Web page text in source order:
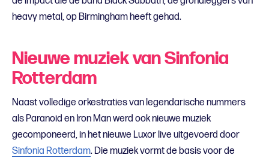
heavy metal, op Birmingham heeft gehad.
Nieuwe muziek van Sinfonia
Rotterdam
Naast volledige orkestraties van legendarische nummers
als Paranoid en Iron Man werd ook nieuwe muziek
gecomponeerd, in het nieuwe Luxor live uitgevoerd door
Sinfonia Rotterdam. Die muziek vormt de basis voor de